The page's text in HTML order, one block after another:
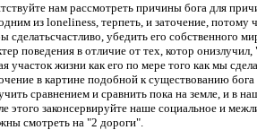
нам рассмотреть причины бога для
из loneliness, терпеть, и заточение, потому
убедить его собственного
поведения в отличие от тех, котор онизлучил,
жизни как его по мере того как мы
в картине подобной к существованию
сравнением и сравнить пока на земле, и в
этого законсервируйте наше социальное и
смотреть на "2 дороги".